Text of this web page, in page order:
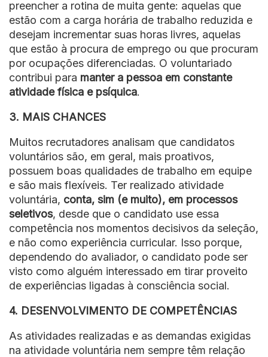
preencher a rotina de muita gente: aquelas que
estão com a carga horária de trabalho reduzida e
desejam incrementar suas horas livres, aquelas
que estão à procura de emprego ou que procuram
por ocupações diferenciadas. O voluntariado
contribui para manter a pessoa em constante
atividade física e psíquica.
3. MAIS CHANCES
Muitos recrutadores analisam que candidatos
voluntários são, em geral, mais proativos,
possuem boas qualidades de trabalho em equipe
e são mais flexíveis. Ter realizado atividade
voluntária, conta, sim (e muito), em processos
seletivos, desde que o candidato use essa
competência nos momentos decisivos da seleção,
e não como experiência curricular. Isso porque,
dependendo do avaliador, o candidato pode ser
visto como alguém interessado em tirar proveito
de experiências ligadas à consciência social.
4. DESENVOLVIMENTO DE COMPETÊNCIAS
As atividades realizadas e as demandas exigidas
na atividade voluntária nem sempre têm relação